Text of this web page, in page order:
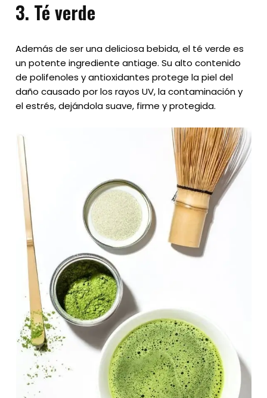
3. Té verde
Además de ser una deliciosa bebida, el té verde es
un potente ingrediente antiage. Su alto contenido
de polifenoles y antioxidantes protege la piel del
daño causado por los rayos UV, la contaminación y
el estrés, dejándola suave, firme y protegida.